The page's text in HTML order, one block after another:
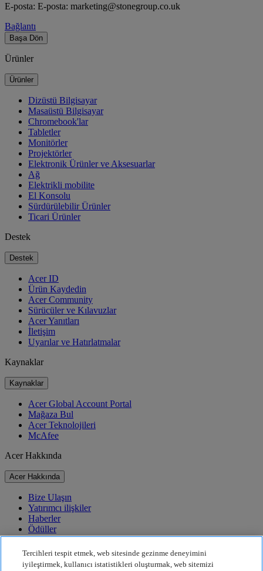
E-posta: E-posta: marketing@stonegroup.co.uk
Bağlantı
Başa Dön
Ürünler
Ürünler
Dizüstü Bilgisayar
Masaüstü Bilgisayar
Chromebook'lar
Tabletler
Monitörler
Projektörler
Elektronik Ürünler ve Aksesuarlar
Ağ
Elektrikli mobilite
El Konsolu
Sürdürülebilir Ürünler
Ticari Ürünler
Destek
Destek
Acer ID
Ürün Kaydedin
Acer Community
Sürücüler ve Kılavuzlar
Acer Yanıtları
İletişim
Uyarılar ve Hatırlatmalar
Kaynaklar
Kaynaklar
Acer Global Account Portal
Mağaza Bul
Acer Teknolojileri
McAfee
Acer Hakkında
Acer Hakkında
Bize Ulaşın
Yatırımcı ilişkiler
Haberler
Ödüller
Etkinlikler
Sürdürülebilirlik
Tercihleri tespit etmek, web sitesinde gezinme deneyimini
iyileştirmek, kullanıcı istatistikleri oluşturmak, web sitemizi